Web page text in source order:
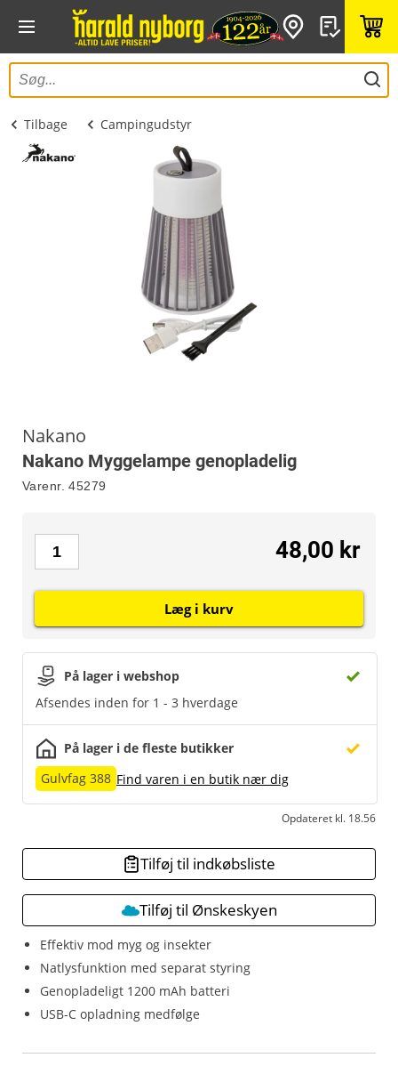
Tilbage Campingudstyr
Nakano
Nakano Myggelampe genopladelig
Varenr. 45279
Effektiv mod myg og insekter
Natlysfunktion med separat styring
Genopladeligt 1200 mAh batteri
USB-C opladning medfølge
På lager i webshop
Afsendes inden for 1 - 3 hverdage
På lager i de fleste butikker
Gulvfag 388 Find varen i en butik nær dig
Opdateret kl. 18.56
48,00 kr
Læg i kurv
Tilføj til indkøbsliste
Tilføj til Ønskeskyen